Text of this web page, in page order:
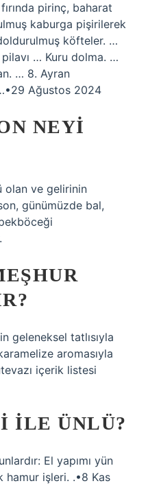
pirinç, baharat
kaburga pişirilerek
köfteler. …
… Kuru dolma. …
… 8. Ayran
Ağustos 2024
NEYI
olan ve gelirinin
günümüzde bal,
geleneksel tatlısıyla
aromasıyla
içerik listesi
ILE ÜNLÜ?
El yapımı yün
işleri. .•8 Kas